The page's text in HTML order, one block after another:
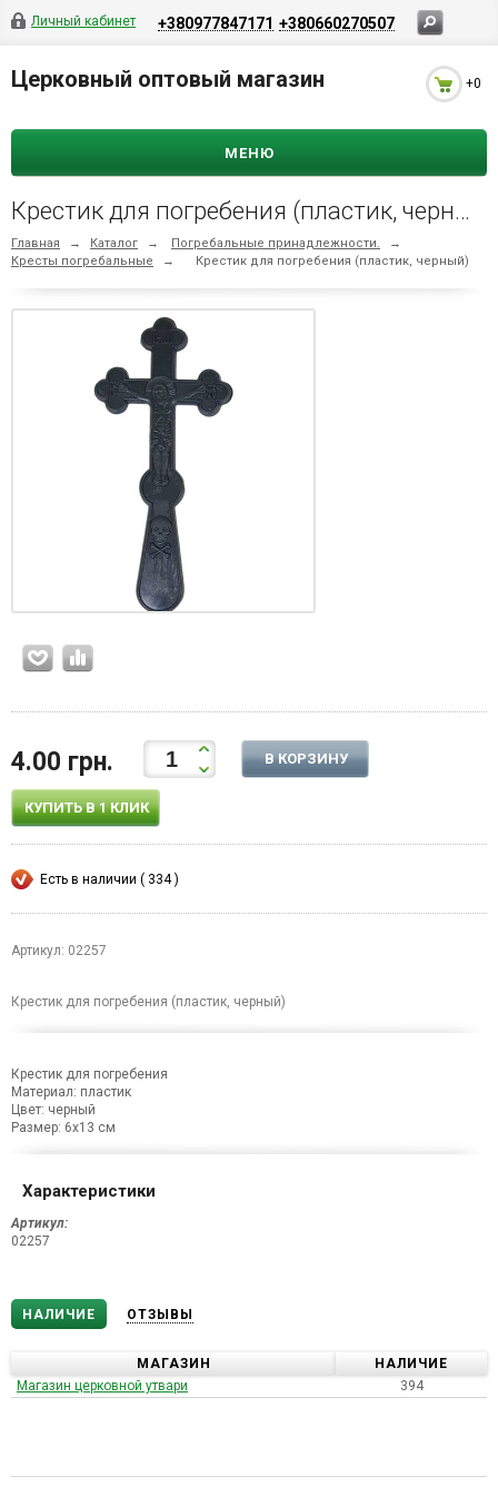
Личный кабинет +380977847171 +380660270507
Церковный оптовый магазин +0
МЕНЮ
Крестик для погребения (пластик, черный)
Главная → Каталог → Погребальные принадлежности.
→
Кресты погребальные
→ Крестик для погребения (пластик, черный)
4.00 грн. В КОРЗИНУ
КУПИТЬ В 1 КЛИК
Есть в наличии ( 334 )
Артикул: 02257
Крестик для погребения (пластик, черный)
Крестик для погребения
Материал: пластик
Цвет: черный
Размер: 6х13 см
Характеристики
Артикул:
02257
НАЛИЧИЕ ОТЗЫВЫ
МАГАЗИН
НАЛИЧИЕ
Магазин церковной утвари
394